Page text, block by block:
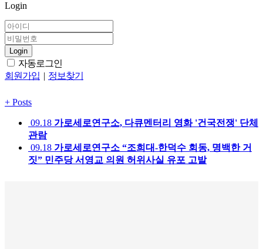
Login
Login
자동로그인
회원가입 | 정보찾기
+ Posts
09.18 가로세로연구소, 다큐멘터리 영화 '건국전쟁' 단체
관람
09.18 가로세로연구소 “조희대-한덕수 회동, 명백한 거
짓” 민주당 서영교 의원 허위사실 유포 고발